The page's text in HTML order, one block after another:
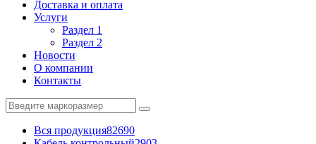
Доставка и оплата
Услуги
Раздел 1
Раздел 2
Новости
О компании
Контакты
Вся продукция82690